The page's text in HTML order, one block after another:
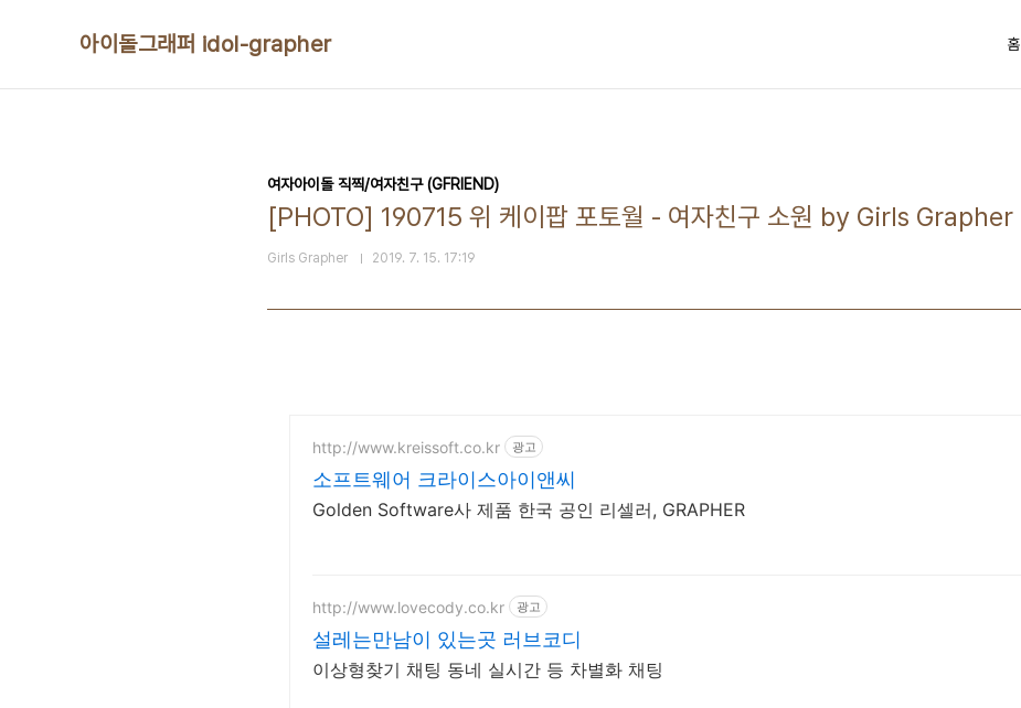
아이돌그래퍼 idol-grapher 홈
여자아이돌 직찍/여자친구 (GFRIEND)
[PHOTO] 190715 위 케이팝 포토월 - 여자친구 소원 by Girls Grapher
Girls Grapher 2019. 7. 15. 17:19
http://www.kreissoft.co.kr 광고
소프트웨어 크라이스아이앤씨
Golden Software사 제품 한국 공인 리셀러, GRAPHER
http://www.lovecody.co.kr 광고
설레는만남이 있는곳 러브코디
이상형찾기 채팅 동네 실시간 등 차별화 채팅